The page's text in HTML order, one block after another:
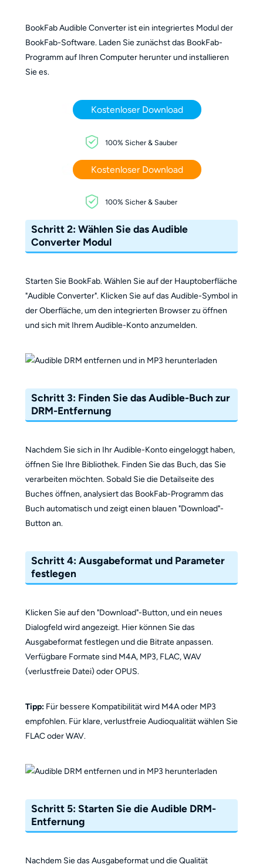
BookFab Audible Converter ist ein integriertes Modul der
BookFab-Software. Laden Sie zunächst das BookFab-
Programm auf Ihren Computer herunter und installieren
Sie es.
Kostenloser Download
100% Sicher & Sauber
Kostenloser Download
100% Sicher & Sauber
Schritt 2: Wählen Sie das Audible
Converter Modul
Starten Sie BookFab. Wählen Sie auf der Hauptoberfläche
"Audible Converter". Klicken Sie auf das Audible-Symbol in
der Oberfläche, um den integrierten Browser zu öffnen
und sich mit Ihrem Audible-Konto anzumelden.
Schritt 3: Finden Sie das Audible-Buch zur
DRM-Entfernung
Nachdem Sie sich in Ihr Audible-Konto eingeloggt haben,
öffnen Sie Ihre Bibliothek. Finden Sie das Buch, das Sie
verarbeiten möchten. Sobald Sie die Detailseite des
Buches öffnen, analysiert das BookFab-Programm das
Buch automatisch und zeigt einen blauen "Download"-
Button an.
Schritt 4: Ausgabeformat und Parameter
festlegen
Klicken Sie auf den "Download"-Button, und ein neues
Dialogfeld wird angezeigt. Hier können Sie das
Ausgabeformat festlegen und die Bitrate anpassen.
Verfügbare Formate sind M4A, MP3, FLAC, WAV
(verlustfreie Datei) oder OPUS.
Tipp:Für bessere Kompatibilität wird M4A oder MP3
empfohlen. Für klare, verlustfreie Audioqualität wählen Sie
FLAC oder WAV.
Schritt 5: Starten Sie die Audible DRM-
Entfernung
Nachdem Sie das Ausgabeformat und die Qualität